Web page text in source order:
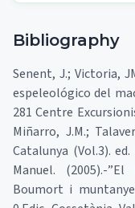
Bibliography
Senent, J.; Victoria,
espeleológico del
281 Centre
Miñarro, J.M.;
Catalunya (Vol.3).
Manuel. (2005).-
Boumort i